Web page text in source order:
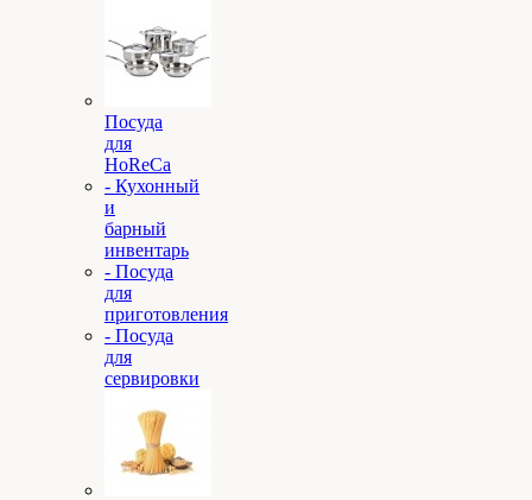
Посуда
для
HoReCa
- Кухонный
и
барный
инвентарь
- Посуда
для
приготовления
- Посуда
для
сервировки